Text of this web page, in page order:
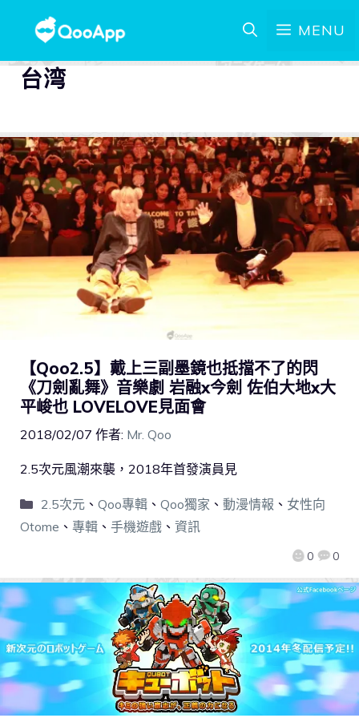
MENU
台湾
【Qoo2.5】戴上三副墨鏡也抵擋不了的閃
《刀劍亂舞》音樂劇 岩融x今劍 佐伯大地x大
平峻也 LOVELOVE見面會
2018/02/07 作者: Mr. Qoo
0 0
2.5次元風潮來襲，2018年首發演員見
2.5次元、 Qoo專輯、 Qoo獨家 、 動漫情報 、 女性向
Otome 、 專輯 、 手機遊戲 、 資訊